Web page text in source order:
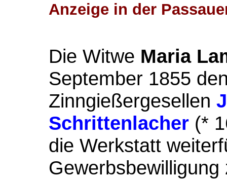
Anzeige in der
Die Witwe Maria
September 1855
Zinngießergesellen
Schrittenlacher (*
die Werkstatt
Gewerbsbewilligung